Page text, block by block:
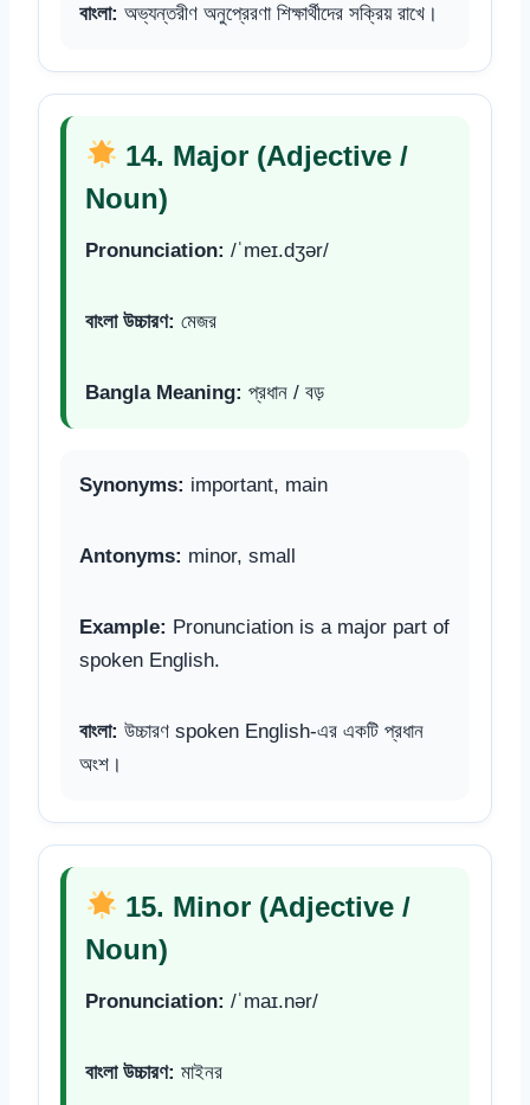
বাংলা: অভ্যন্তরীণ অনুপ্রেরণা শিক্ষার্থীদের সক্রিয় রাখে।
14. Major (Adjective /
Noun)
Pronunciation: /ˈmeɪ.dʒər/
বাংলা উচ্চারণ: মেজর
Bangla Meaning: প্রধান / বড়
Synonyms: important, main
Antonyms: minor, small
Example: Pronunciation is a major part of
spoken English.
বাংলা: উচ্চারণ spoken English-এর একটি প্রধান
অংশ।
15. Minor (Adjective /
Noun)
Pronunciation: /ˈmaɪ.nər/
বাংলা উচ্চারণ: মাইনর